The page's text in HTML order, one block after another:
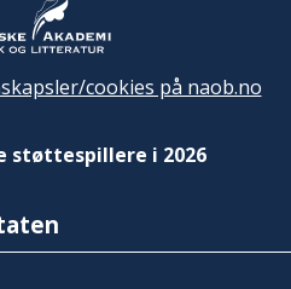
cookies på naob.no
støttespillere i 2026